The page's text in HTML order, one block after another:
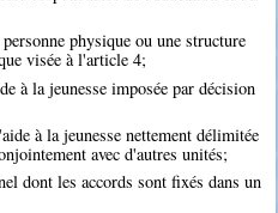
physique ou une structure
visée à l'article 4;
à la jeunesse imposée par décision
à la jeunesse nettement délimitée
avec d'autres unités;
dont les accords sont fixés dans un